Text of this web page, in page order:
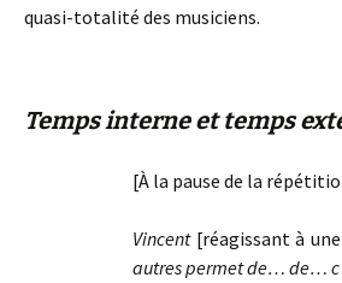
quasi-totalité des musiciens.
Temps interne et temps
[À la pause de la
Vincent [réagissant à
autres permet de… de…